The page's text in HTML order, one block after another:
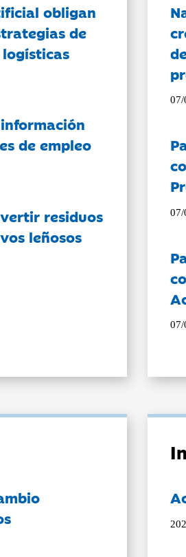
obligan
de
de empleo
residuos
leñosos
07/
07/
07/